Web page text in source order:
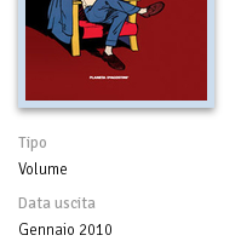
Tipo
Volume
Data uscita
Gennaio 2010